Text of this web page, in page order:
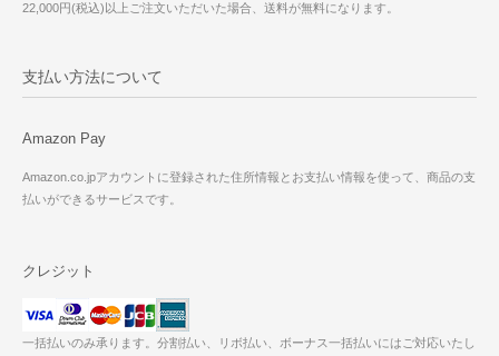
22,000円(税込)以上ご注文いただいた場合、送料が無料になります。
支払い方法について
Amazon Pay
Amazon.co.jpアカウントに登録された住所情報とお支払い情報を使って、商品の支
払いができるサービスです。
クレジット
一括払いのみ承ります。分割払い、リボ払い、ボーナス一括払いにはご対応いたし